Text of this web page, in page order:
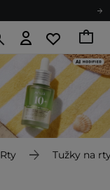
Rty Tužky na